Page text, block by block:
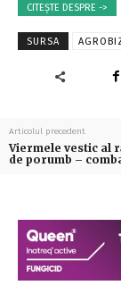
CITEȘTE DESPRE ->
SURSA
Articolul precedent
Viermele vestic al
de porumb –